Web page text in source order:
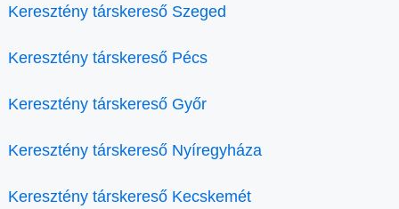
Keresztény társkereső Szeged
Keresztény társkereső Pécs
Keresztény társkereső Győr
Keresztény társkereső Nyíregyháza
Keresztény társkereső Kecskemét